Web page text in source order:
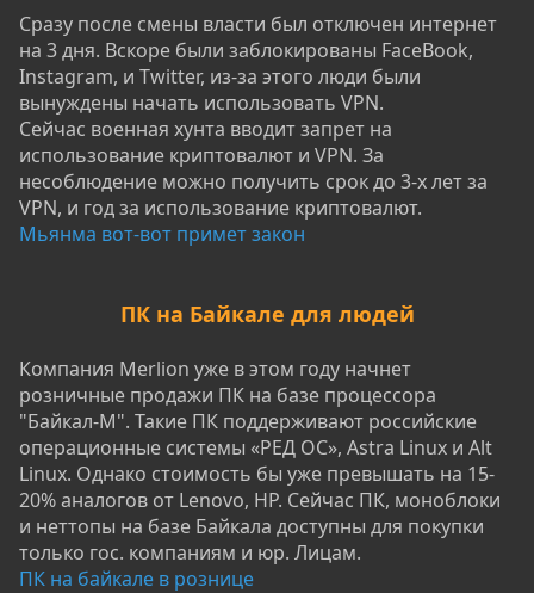
Сразу после смены власти был отключен интернет
на 3 дня. Вскоре были заблокированы FaceBook,
Instagram, и Twitter, из-за этого люди были
вынуждены начать использовать VPN.
Сейчас военная хунта вводит запрет на
использование криптовалют и VPN. За
несоблюдение можно получить срок до 3-х лет за
VPN, и год за использование криптовалют.
Мьянма вот-вот примет закон
ПК на Байкале для людей
Компания Merlion уже в этом году начнет
розничные продажи ПК на базе процессора
"Байкал-М". Такие ПК поддерживают российские
операционные системы «РЕД ОС», Astra Linux и Alt
Linux. Однако стоимость бы уже превышать на 15-
20% аналогов от Lenovo, HP. Сейчас ПК, моноблоки
и неттопы на базе Байкала доступны для покупки
только гос. компаниям и юр. Лицам.
ПК на байкале в рознице